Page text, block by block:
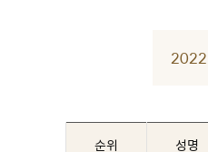
2022
순위 성명